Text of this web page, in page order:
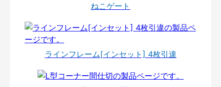
ねこゲート
ラインフレーム[インセット] 4枚引違